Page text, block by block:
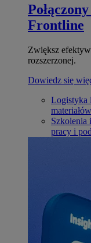
Frontline
Zwiększ
rozszerzonej.
Dowiedz się
Logistyka
materiałów
Szkolenia
pracy i